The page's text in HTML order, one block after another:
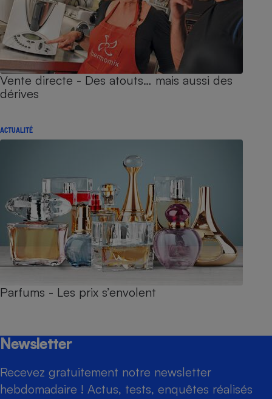
Vente directe - Des atouts… mais aussi des
dérives
ACTUALITÉ
Parfums - Les prix s’envolent
Newsletter
Recevez gratuitement notre newsletter
hebdomadaire ! Actus, tests, enquêtes réalisés